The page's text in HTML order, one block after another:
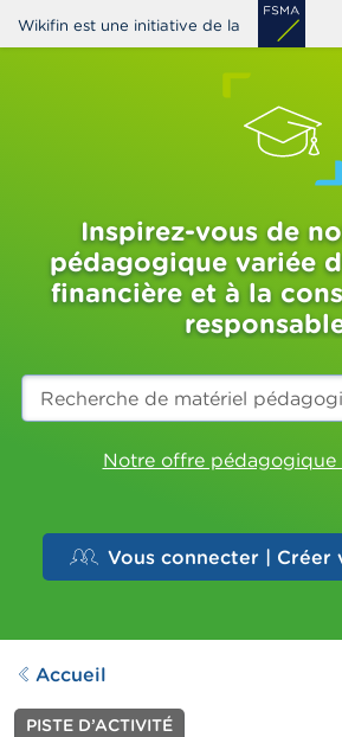
Aller
au
Wikifin est une initiative de la
Inspirez-vous de
pédagogique variée
financière et à la
Recherche
matériel
pédagogiqueNotre offre pédagogique
Vous connecter | Créer
Accueil
PISTE D’ACTIVITÉ